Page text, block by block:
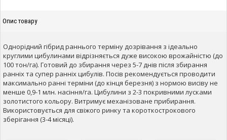
Опис товару
Однорідний гібрид раннього терміну дозрівання з ідеально
круглими цибулинами відрізняється дуже високою врожайністю (до
100 тон/га). Готовий до збирання через 5-7 днів після збирання
ранніх та супер ранніх цибулів. Посів рекомендується проводити
максимально ранні терміни (до кінця березня) з нормою висіву не
менше 0,9-1 млн. насіння/га. Цибулини з 2-3 покривними лусками
золотистого кольору. Витримує механізоване прибирання.
Використовується для свіжого ринку та короткострокового
зберігання (3-4 місяці).